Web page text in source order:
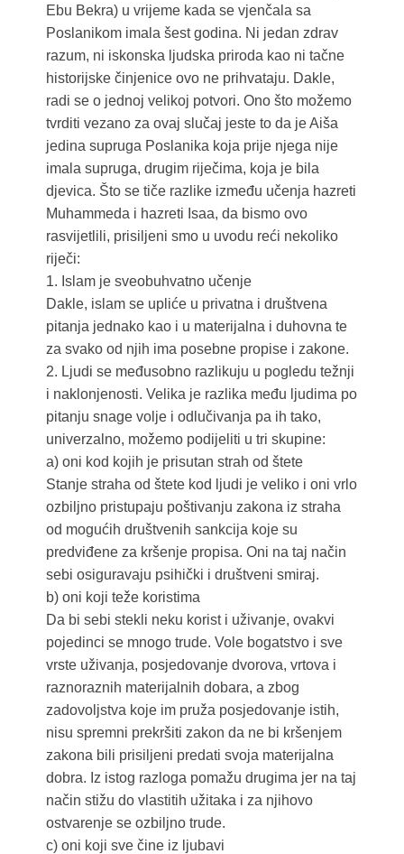
Ebu Bekra) u vrijeme kada se vjenčala sa
Poslanikom imala šest godina. Ni jedan zdrav
razum, ni iskonska ljudska priroda kao ni tačne
historijske činjenice ovo ne prihvataju. Dakle,
radi se o jednoj velikoj potvori. Ono što možemo
tvrditi vezano za ovaj slučaj jeste to da je Aiša
jedina supruga Poslanika koja prije njega nije
imala supruga, drugim riječima, koja je bila
djevica. Što se tiče razlike između učenja hazreti
Muhammeda i hazreti Isaa, da bismo ovo
rasvijetlili, prisiljeni smo u uvodu reći nekoliko
riječi:
1. Islam je sveobuhvatno učenje
Dakle, islam se upliće u privatna i društvena
pitanja jednako kao i u materijalna i duhovna te
za svako od njih ima posebne propise i zakone.
2. Ljudi se međusobno razlikuju u pogledu težnji
i naklonjenosti. Velika je razlika među ljudima po
pitanju snage volje i odlučivanja pa ih tako,
univerzalno, možemo podijeliti u tri skupine:
a) oni kod kojih je prisutan strah od štete
Stanje straha od štete kod ljudi je veliko i oni vrlo
ozbiljno pristupaju poštivanju zakona iz straha
od mogućih društvenih sankcija koje su
predviđene za kršenje propisa. Oni na taj način
sebi osiguravaju psihički i društveni smiraj.
b) oni koji teže koristima
Da bi sebi stekli neku korist i uživanje, ovakvi
pojedinci se mnogo trude. Vole bogatstvo i sve
vrste uživanja, posjedovanje dvorova, vrtova i
raznoraznih materijalnih dobara, a zbog
zadovoljstva koje im pruža posjedovanje istih,
nisu spremni prekršiti zakon da ne bi kršenjem
zakona bili prisiljeni predati svoja materijalna
dobra. Iz istog razloga pomažu drugima jer na taj
način stižu do vlastitih užitaka i za njihovo
ostvarenje se ozbiljno trude.
c) oni koji sve čine iz ljubavi